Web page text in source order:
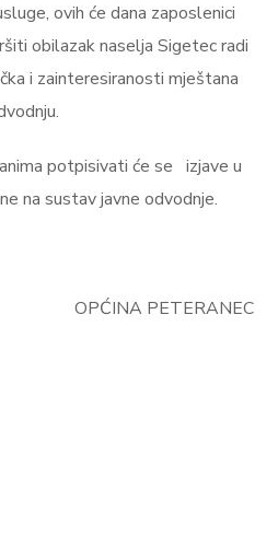
ovih će dana zaposlenici
obilazak naselja Sigetec radi
i zainteresiranosti mještana
potpisivati će se izjave u
na sustav javne odvodnje.
OPĆINA PETERANEC